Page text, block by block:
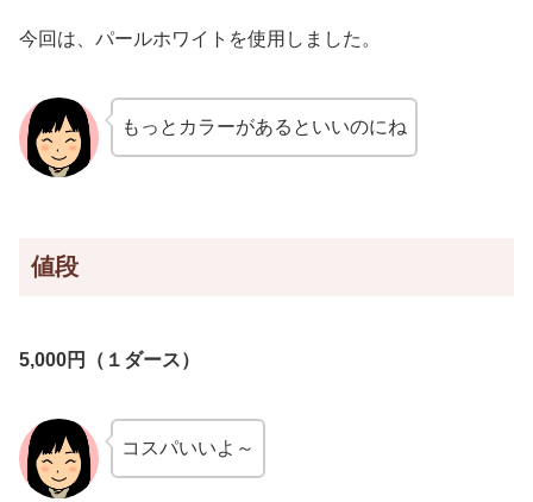
今回は、パールホワイトを使用しました。
もっとカラーがあるといいのにね
値段
5,000円（１ダース）
コスパいいよ～